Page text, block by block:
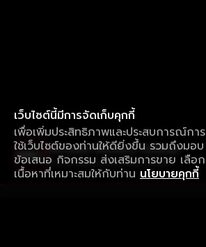
เว็บไซต์นี้มีการจัดเก็บคุกกี้
เพื่อเพิ่มประสิทธิภาพและประสบการณ์การ
ใช้เว็บไซต์ของท่านให้ดียิ่งขึ้น รวมถึงมอบ
ข้อเสนอ กิจกรรม ส่งเสริมการขาย เลือก
เนื้อหาที่เหมาะสมให้กับท่าน นโยบายคุกกี้
ใช้งานแอป ลื่นไหลกว่า ไม่มีสะดุด
ดาวน์โหลดแอปเพื่อการรับชมที่ดีกว่า